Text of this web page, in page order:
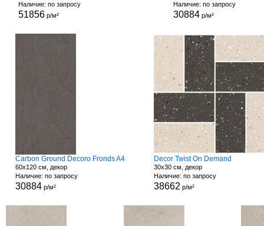
Наличие: по запросу
51856р/м²
Наличие: по запросу
30884 р/м²
Carbon Ground Decoro Fronds A4
60x120 см, декор
Наличие: по запросу
30884 р/м²
Decor Twist On Demand
30x30 см, декор
Наличие: по запросу
38662 р/м²